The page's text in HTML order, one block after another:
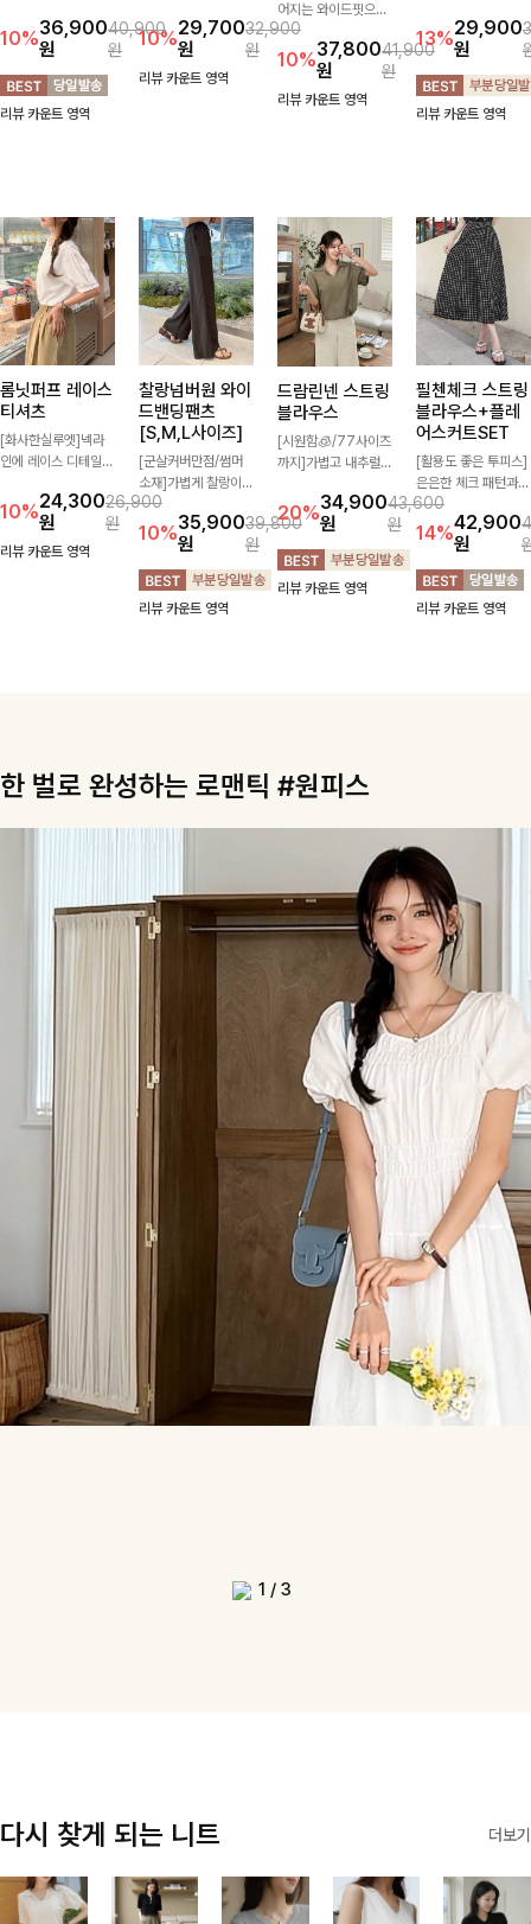
사랑스러운 무드를 완
성해주는 원피스🤍
허리 스모크 밴딩이
슬림한 실루엣을 연출
해주며, 자연스럽게
10%36,900
원
40,900
원
리뷰 카운트 영역
주는 니트입니다. 세
로 골지 짜임이 슬림
한 실루엣을 연출해
10%29,700
원
32,900
원
리뷰 카운트 영역
어지는 와이드핏으로
세련된 실루엣을 완성
해주는 슬랙스입니다.
깔끔한 디자인과 롱한
기장감으로 다리가 길
10%37,800
원
41,900
원
리뷰 카운트 영역
감, 여름에 딱 맞는 코
튼 셔츠❤️ 여유 있는
핏과 스트라이프 패
턴, 자연스러운 실루
엣으로 데일리 코디에
13%29,900
원
리뷰 카운트 영역
롬닛퍼프 레이스
티셔츠
[화사한실루엣]넥라
인에 레이스 디테일로
더했으며 풍성한 퍼프
소매로 군살을 숨겨주
는 동시에 러블리한
10%24,300
원
26,900
원
리뷰 카운트 영역
찰랑넘버원 와이
드밴딩팬츠
[S,M,L사이즈]
[군살커버만점/썸머
소재]가볍게 찰랑이는
원단과 여유로운 와이
드 핏으로 하루 종일
편안하게 착용하실 수
있는 팬츠입니다 🖤
✨ 허리 전체 밴딩과
스트링 디테일로 안정
10%35,900
원
39,800
원
리뷰 카운트 영역
드람린넨 스트링
블라우스
[시원함🧊/77사이즈
까지]가볍고 내추럴한
라우스로, 답답함 없
는 슬릿 카라 디자인
이 얼굴선을 더욱 시
원하게 연출해드립니
다 🤍🌿
20%34,900
원
43,600
원
리뷰 카운트 영역
필첸체크 스트링
블라우스+플레
어스커트SET
[활용도 좋은 투피스]
은은한 체크 패턴과
허리 스트링 디테일이
어우러진 투피스 세트
입니다. 여유로운 상
의와 풍성하게 퍼지는
롱스커트가 자연스러
운 체형 커버는 물론,
14%42,900
원
리뷰 카운트 영역
한 벌로 완성하는 로맨틱 #원피스
1 / 3
다시 찾게 되는 니트 더보기